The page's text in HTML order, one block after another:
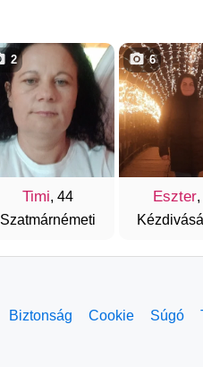
Timi, 44
Szatmárnémeti
2
Eszter,
6
Biztonság Cookie Súgó